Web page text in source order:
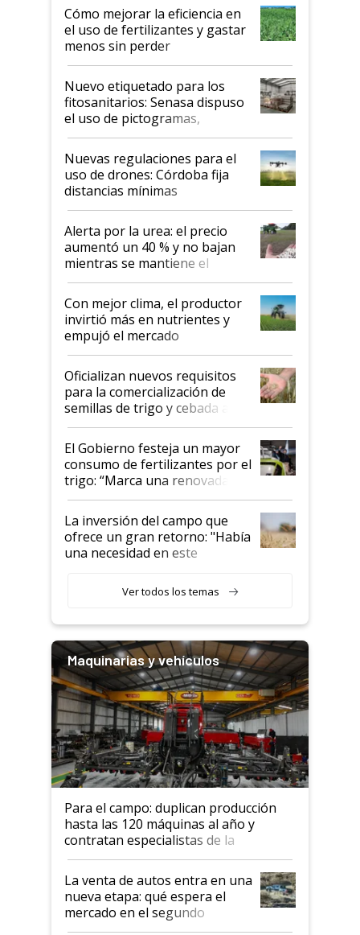
Cómo mejorar la eficiencia en
el uso de fertilizantes y gastar
menos sin perder
productividad en la campaña
fina
Nuevo etiquetado para los
fitosanitarios: Senasa dispuso
el uso de pictogramas,
palabras de advertencia e
indicaciones
Nuevas regulaciones para el
uso de drones: Córdoba fija
distancias mínimas
Alerta por la urea: el precio
aumentó un 40 % y no bajan
mientras se mantiene el
conflicto en Medio Oriente
Con mejor clima, el productor
invirtió más en nutrientes y
empujó el mercado
Oficializan nuevos requisitos
para la comercialización de
semillas de trigo y cebada a
granel
El Gobierno festeja un mayor
consumo de fertilizantes por el
trigo: “Marca una renovada
confianza de los productores”
La inversión del campo que
ofrece un gran retorno: "Había
una necesidad en este
Ver todos los temas
Maquinarias y vehículos
Para el campo: duplican producción
hasta las 120 máquinas al año y
contratan especialistas de la
industria automotriz para lograrlo
La venta de autos entra en una
nueva etapa: qué espera el
mercado en el segundo
semestre